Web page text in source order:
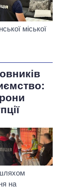
міської
на